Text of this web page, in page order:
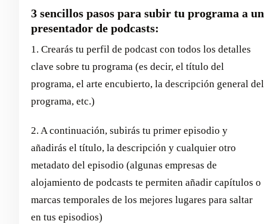
3 sencillos pasos para subir tu programa a un
presentador de podcasts:
1. Crearás tu perfil de podcast con todos los detalles
clave sobre tu programa (es decir, el título del
programa, el arte encubierto, la descripción general del
programa, etc.)
2. A continuación, subirás tu primer episodio y
añadirás el título, la descripción y cualquier otro
metadato del episodio (algunas empresas de
alojamiento de podcasts te permiten añadir capítulos o
marcas temporales de los mejores lugares para saltar
en tus episodios)